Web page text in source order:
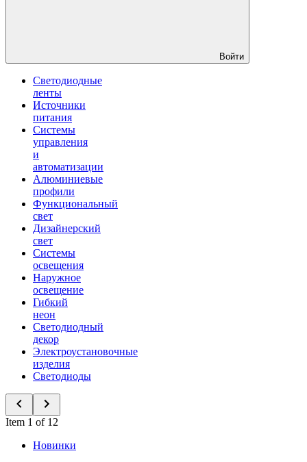
Войти
Светодиодные
ленты
Источники
питания
Системы
управления
и
автоматизации
Алюминиевые
профили
Функциональный
свет
Дизайнерский
свет
Системы
освещения
Наружное
освещение
Гибкий
неон
Светодиодный
декор
Электроустановочные
изделия
Светодиоды
Item 1 of 12
Новинки